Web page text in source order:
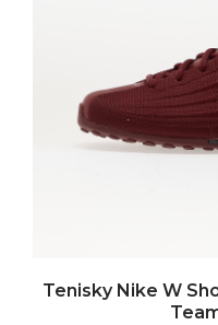
Tenisky Nike W